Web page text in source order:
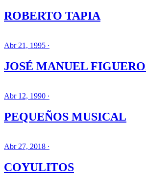
ROBERTO TAPIA
Abr 21, 1995 ∙
JOSÉ MANUEL
Abr 12, 1990 ∙
PEQUEÑOS MUSICAL
Abr 27, 2018 ∙
COYULITOS